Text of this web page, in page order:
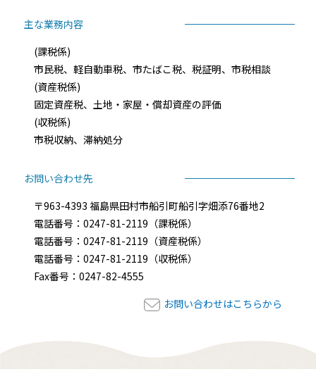
主な業務内容
(課税係)
市民税、軽自動車税、市たばこ税、税証明、市税相談
(資産税係)
固定資産税、土地・家屋・償却資産の評価
(収税係)
市税収納、滞納処分
お問い合わせ先
〒963-4393 福島県田村市船引町船引字畑添76番地2
電話番号：0247-81-2119（課税係）
電話番号：0247-81-2119（資産税係）
電話番号：0247-81-2119（収税係）
Fax番号：0247-82-4555
お問い合わせはこちらから